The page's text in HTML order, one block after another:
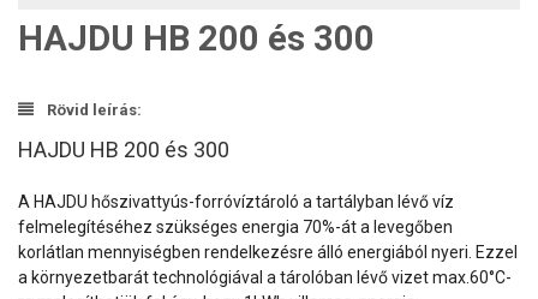
HAJDU HB 200 és 300
Rövid leírás:
HAJDU HB 200 és 300
A HAJDU hőszivattyús-forróvíztároló a tartályban lévő víz
felmelegítéséhez szükséges energia 70%-át a levegőben
korlátlan mennyiségben rendelkezésre álló energiából nyeri. Ezzel
a környezetbarát technológiával a tárolóban lévő vizet max.60°C-